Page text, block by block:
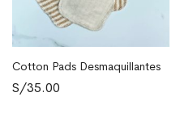
AÑADIR AL CARRITO
Cotton Pads Desmaquillantes
S/35.00